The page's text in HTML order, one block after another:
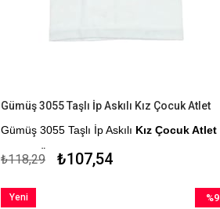
Gümüş 3055 Taşlı İp Askılı Kız Çocuk Atlet
Gümüş 3055 Taşlı İp Askılı Kız Çocuk Atlet
Kapıda Ödeme Seçeneği
₺107,54
₺118,29
%9
Yeni